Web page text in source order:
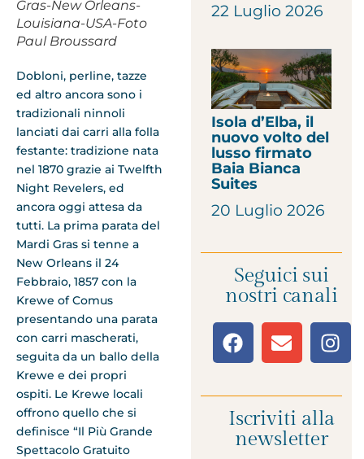
Gras-New Orleans-
Louisiana-USA-Foto
Paul Broussard
Dobloni, perline, tazze
ed altro ancora sono i
tradizionali ninnoli
lanciati dai carri alla folla
festante: tradizione nata
nel 1870 grazie ai Twelfth
Night Revelers, ed
ancora oggi attesa da
tutti. La prima parata del
Mardi Gras si tenne a
New Orleans il 24
Febbraio, 1857 con la
Krewe of Comus
presentando una parata
con carri mascherati,
seguita da un ballo della
Krewe e dei propri
ospiti. Le Krewe locali
offrono quello che si
definisce “Il Più Grande
Spettacolo Gratuito
22 Luglio 2026
Isola d’Elba, il
nuovo volto del
lusso firmato
Baia Bianca
Suites
20 Luglio 2026
Seguici sui
nostri canali
Iscriviti alla
newsletter